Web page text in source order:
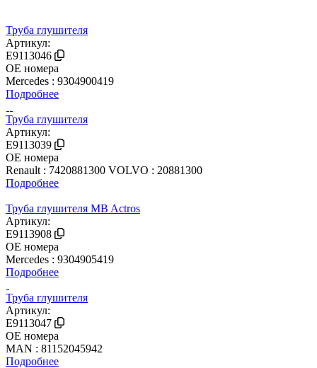
Труба глушителя
Артикул:
E9113046
OE номера
Mercedes : 9304900419
Подробнее
Труба глушителя
Артикул:
E9113039
OE номера
Renault : 7420881300 VOLVO : 20881300
Подробнее
Труба глушителя MB Actros
Артикул:
E9113908
OE номера
Mercedes : 9304905419
Подробнее
Труба глушителя
Артикул:
E9113047
OE номера
MAN : 81152045942
Подробнее